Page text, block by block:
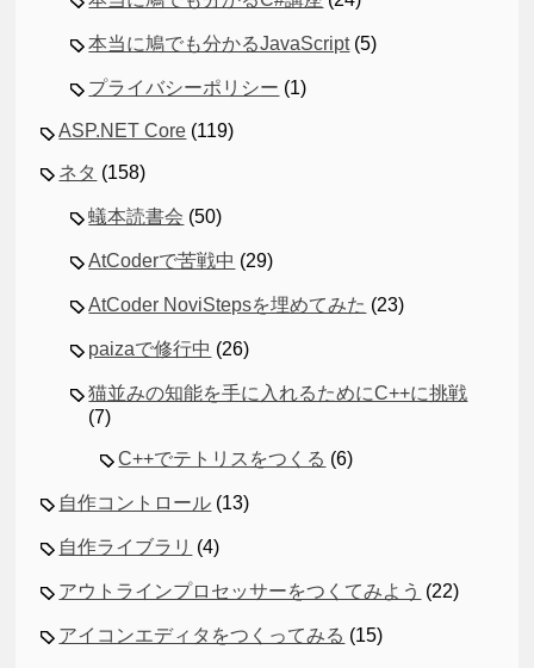
本当に鳩でも分かるJavaScript(5)
プライバシーポリシー (1)
ASP.NET Core (119)
ネタ (158)
蟻本読書会 (50)
AtCoderで苦戦中 (29)
AtCoder NoviStepsを埋めてみた (23)
paizaで修行中 (26)
猫並みの知能を手に入れるためにC++に挑戦
(7)
C++でテトリスをつくる (6)
自作コントロール (13)
自作ライブラリ (4)
アウトラインプロセッサーをつくてみよう (22)
アイコンエディタをつくってみる (15)